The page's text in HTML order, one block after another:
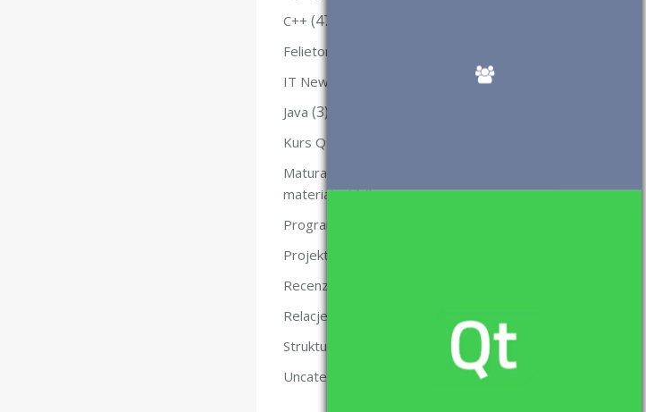
C++ (47)
Felietony
IT News Flash
Java (3)
Kurs Qt
Matura z informatyki – nauka i
materiały.(47)
Programowanie
Projekty
Recenzje
Relacje
Struktury danych
Uncategorized